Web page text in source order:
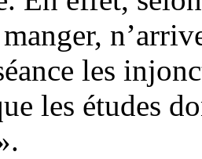
les
les études